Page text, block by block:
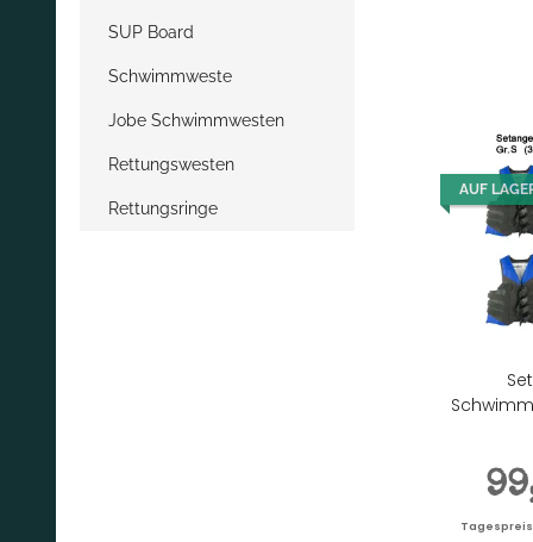
AUF
Tagespreis
SUP Board
Schwimmweste
Jobe Schwimmwesten
Rettungswesten
Rettungsringe